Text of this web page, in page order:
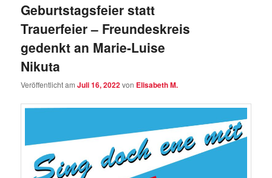
Geburtstagsfeier statt
Trauerfeier – Freundeskreis
gedenkt an Marie-Luise
Nikuta
Veröffentlicht amJuli 16, 2022von Elisabeth M.